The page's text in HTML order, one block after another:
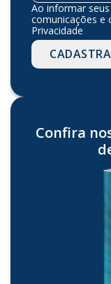
Ao informar
comunicações e
Privacidade
Confira